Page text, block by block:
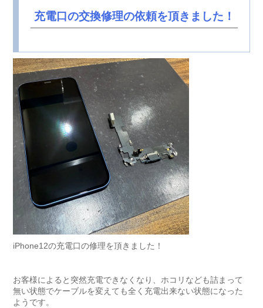
充電口の交換修理の依頼を頂きました！
iPhone12の充電口の修理を頂きました！
お客様によると突然充電できなくなり、ホコリなども詰まって
無い状態でケーブルを変えても全く充電出来ない状態になった
ようです。